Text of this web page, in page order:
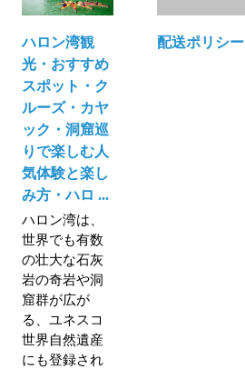
ハロン湾観
光・おすすめ
スポット・ク
ルーズ・カヤ
ック・洞窟巡
りで楽しむ人
気体験と楽し
み方・ハロ ...
ハロン湾は、
世界でも有数
の壮大な石灰
岩の奇岩や洞
窟群が広が
る、ユネスコ
世界自然遺産
にも登録され
配送ポリシー